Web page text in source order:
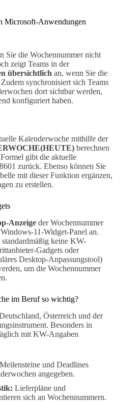
Microsoft-Anwendungen
Sie die Wochennummer nicht
zeigt Teams in der
übersichtlich an, wenn Sie die
synchronisiert sich Teams
dort sichtbar werden,
konfiguriert haben.
Kalenderwoche mithilfe der
berechnen
gibt die aktuelle
zurück. Ebenso können Sie
mit dieser Funktion ergänzen,
zu erstellen.
Anzeige der Wochennummer
11-Widget-Panel an.
keine KW-
Gadgets oder
Desktop-Anpassungstool)
um die Wochennummer
im Beruf so wichtig?
Österreich und der
Besonders in
mit KW-Angaben
Meilensteine und Deadlines
angegeben.
Lieferpläne und
sich an Wochennummern.